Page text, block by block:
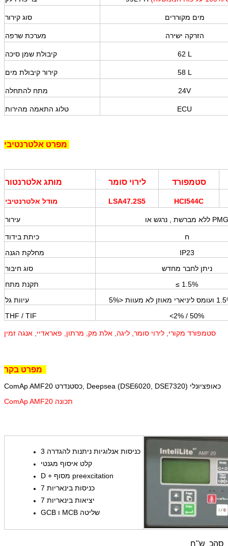
סוג קירור מים מקוררים
מערכת שרפה הזרקה ישירה
קיבולת שמן סיכה 62 L
קירור קיבולת מים 58 L
מתח להתחלה 24V
טלוג התאמה מהירות ECU
מפרט
מותג אלטרנטור לירוי סומר סטמפורד
מודל אלטרנטיבי LSA47.2S5 HCI544C
עירור ללא מברשת נרגש או PMG
כיתת בידוד
ח
מחלקת הגנה
IP23
סוג חיבור
ניתן לחבר מחדש
תקנת מתח
≤ 1.5%
עיוות גל
THF / TIF
<2% / 50%
סטמפורד מקורי, לירוי סומר, ליגה, אלת מק, מרתון, פאראדיי, אנגה זמין
מפרט
Deepsea (DSE6020, DSE7320) כאופציונלי
ComAp AMF20 תכונה
3 כניסות אנלוגיות ניתנות להגדרה
קלט איסוף מגנטי
D + מסוף preexcitation
7 כניסות בינאריות
7 יציאות בינאריות
GCB ו MCB שליטה
סהכ ש"ח